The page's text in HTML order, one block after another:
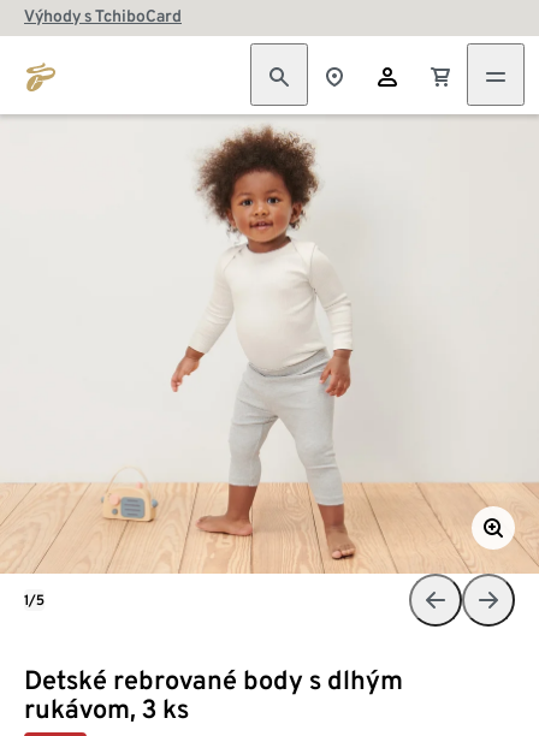
Výhody s TchiboCard
Detské rebrované body s dlhým
rukávom, 3 ks
1/5